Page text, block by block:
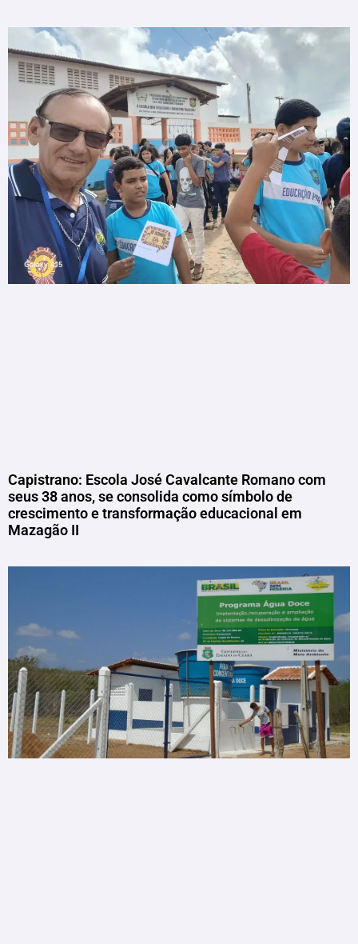
Capistrano: Escola José Cavalcante Romano com
seus 38 anos, se consolida como símbolo de
crescimento e transformação educacional em
Mazagão II